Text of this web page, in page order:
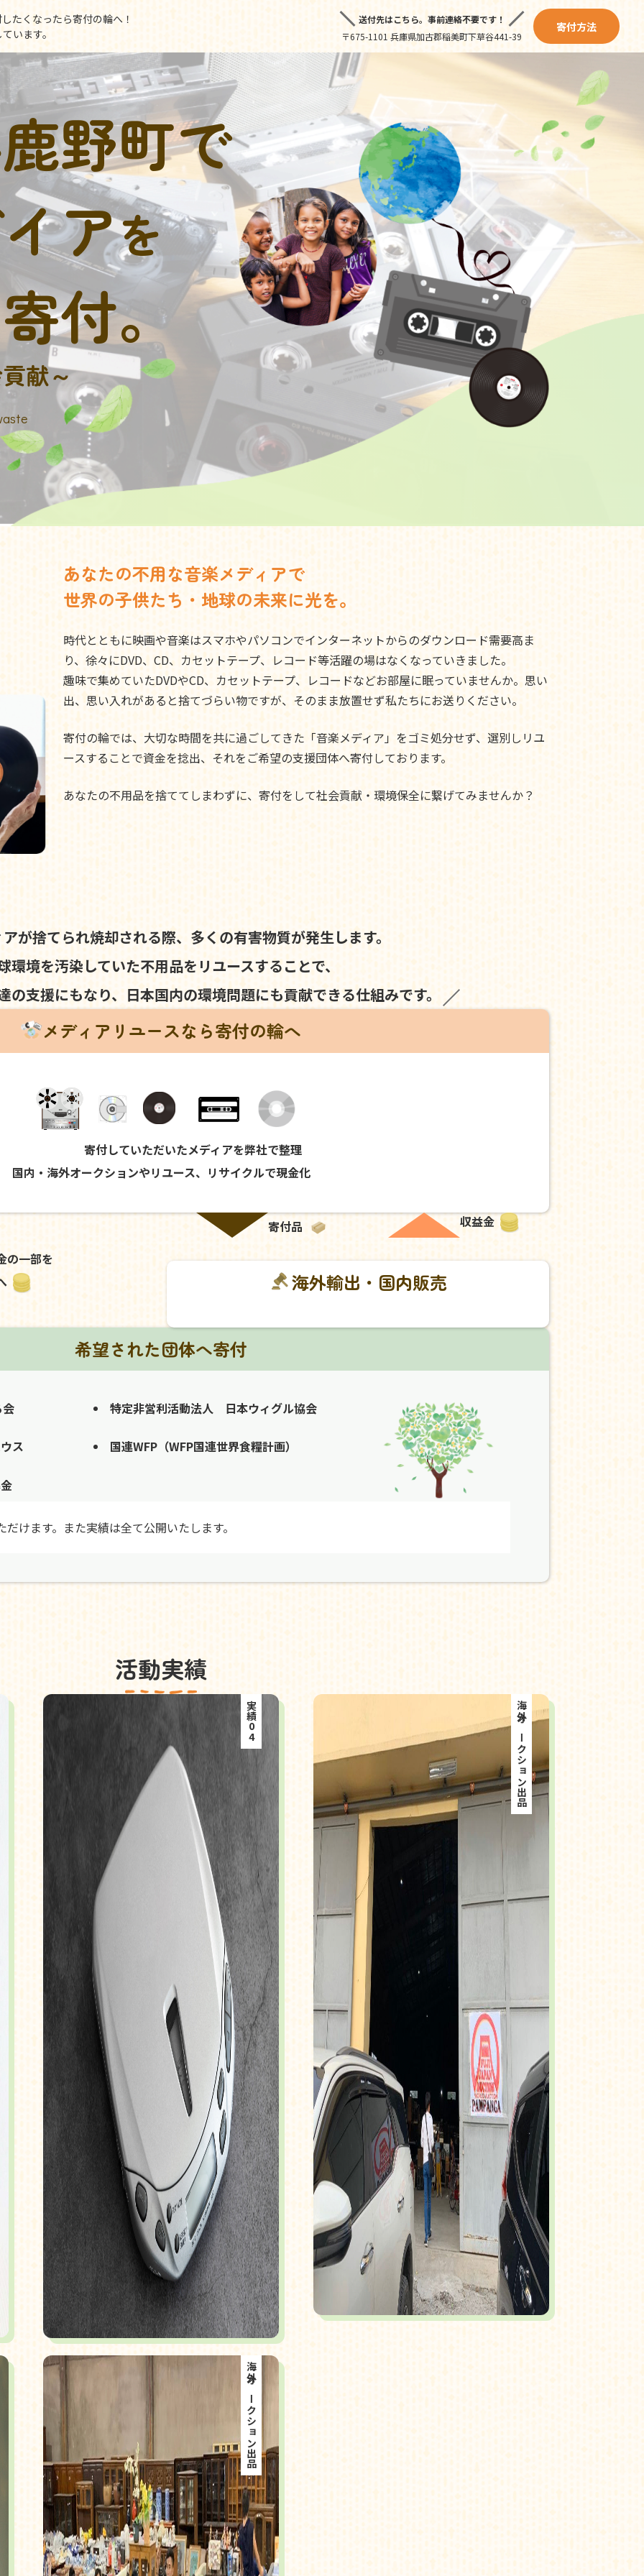
たくなったら寄付の輪へ！
います。
送付先はこちら。 事前連絡不要です！
〒675-1101 兵庫県加古郡稲美町下草谷441-39
寄付方法
野町で
アを
付。
献～
あなたの不用な音楽メディアで
世界の子供たち・地球の未来に光を。
時代とともに映画や音楽はスマホやパソコンでインターネットからのダウンロード需要高ま
り、徐々にDVD、CD、カセットテープ、レコード等活躍の場はなくなっていきました。
趣味で集めていたDVDやCD、カセットテープ、レコードなどお部屋に眠っていませんか。思い
出、思い入れがあると捨てづらい物ですが、そのまま放置せず私たちにお送りください。
寄付の輪では、大切な時間を共に過ごしてきた「音楽メディア」をゴミ処分せず、選別しリユ
ースすることで資金を捻出、それをご希望の支援団体へ寄付しております。
あなたの不用品を捨ててしまわずに、寄付をして社会貢献・環境保全に繋げてみませんか？
が捨てられ焼却される際、 多くの有害物質が発生します。
環境を汚染していた不用品を リユースすることで、
支援にもなり、 日本国内の環境問題にも貢献できる仕組みです。
メディアリユースなら寄付の輪へ
寄付していただいたメディアを弊社で整理
国内・海外オークションやリユース、リサイクルで現金化
の一部を
寄付品 収益金
海外輸出・国内販売
希望された団体へ寄付
特定非営利活動法人 日本ウィグル協会
ス 国連WFP（WFP国連世界食糧計画）
けます。また実績は全て公開いたします。
活動実績
実績04 海外オークション出品
海外オークション出品